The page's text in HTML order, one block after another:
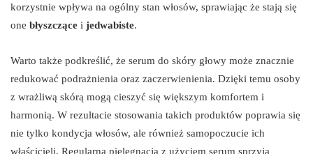
korzystnie wpływa na ogólny stan włosów, sprawiając że stają się
one błyszczące i jedwabiste.
Warto także podkreślić, że serum do skóry głowy może znacznie
redukować podrażnienia oraz zaczerwienienia. Dzięki temu osoby
z wrażliwą skórą mogą cieszyć się większym komfortem i
harmonią. W rezultacie stosowania takich produktów poprawia się
nie tylko kondycja włosów, ale również samopoczucie ich
właścicieli. Regularna pielęgnacja z użyciem serum sprzyja